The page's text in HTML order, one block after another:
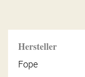
Hersteller
Fope